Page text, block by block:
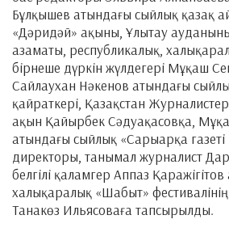
Бұлқышев атындағы сыйлық қазақ
«Дәридәй» ақыны, Ұлытау
азаматы, республикалық,
бірнеше дүркін жүлдегері Мұқаш
Сайлаухан Нәкенов атындағы
қайраткері, Қазақстан
ақын Қайырбек Сәдуақасовқа,
атындағы сыйлық «Сарыарқа
директоры, танымал журналист
белгілі қаламгер Аппаз
халықаралық «Шабыт»
Танакөз Ильясоваға тапсырылды.